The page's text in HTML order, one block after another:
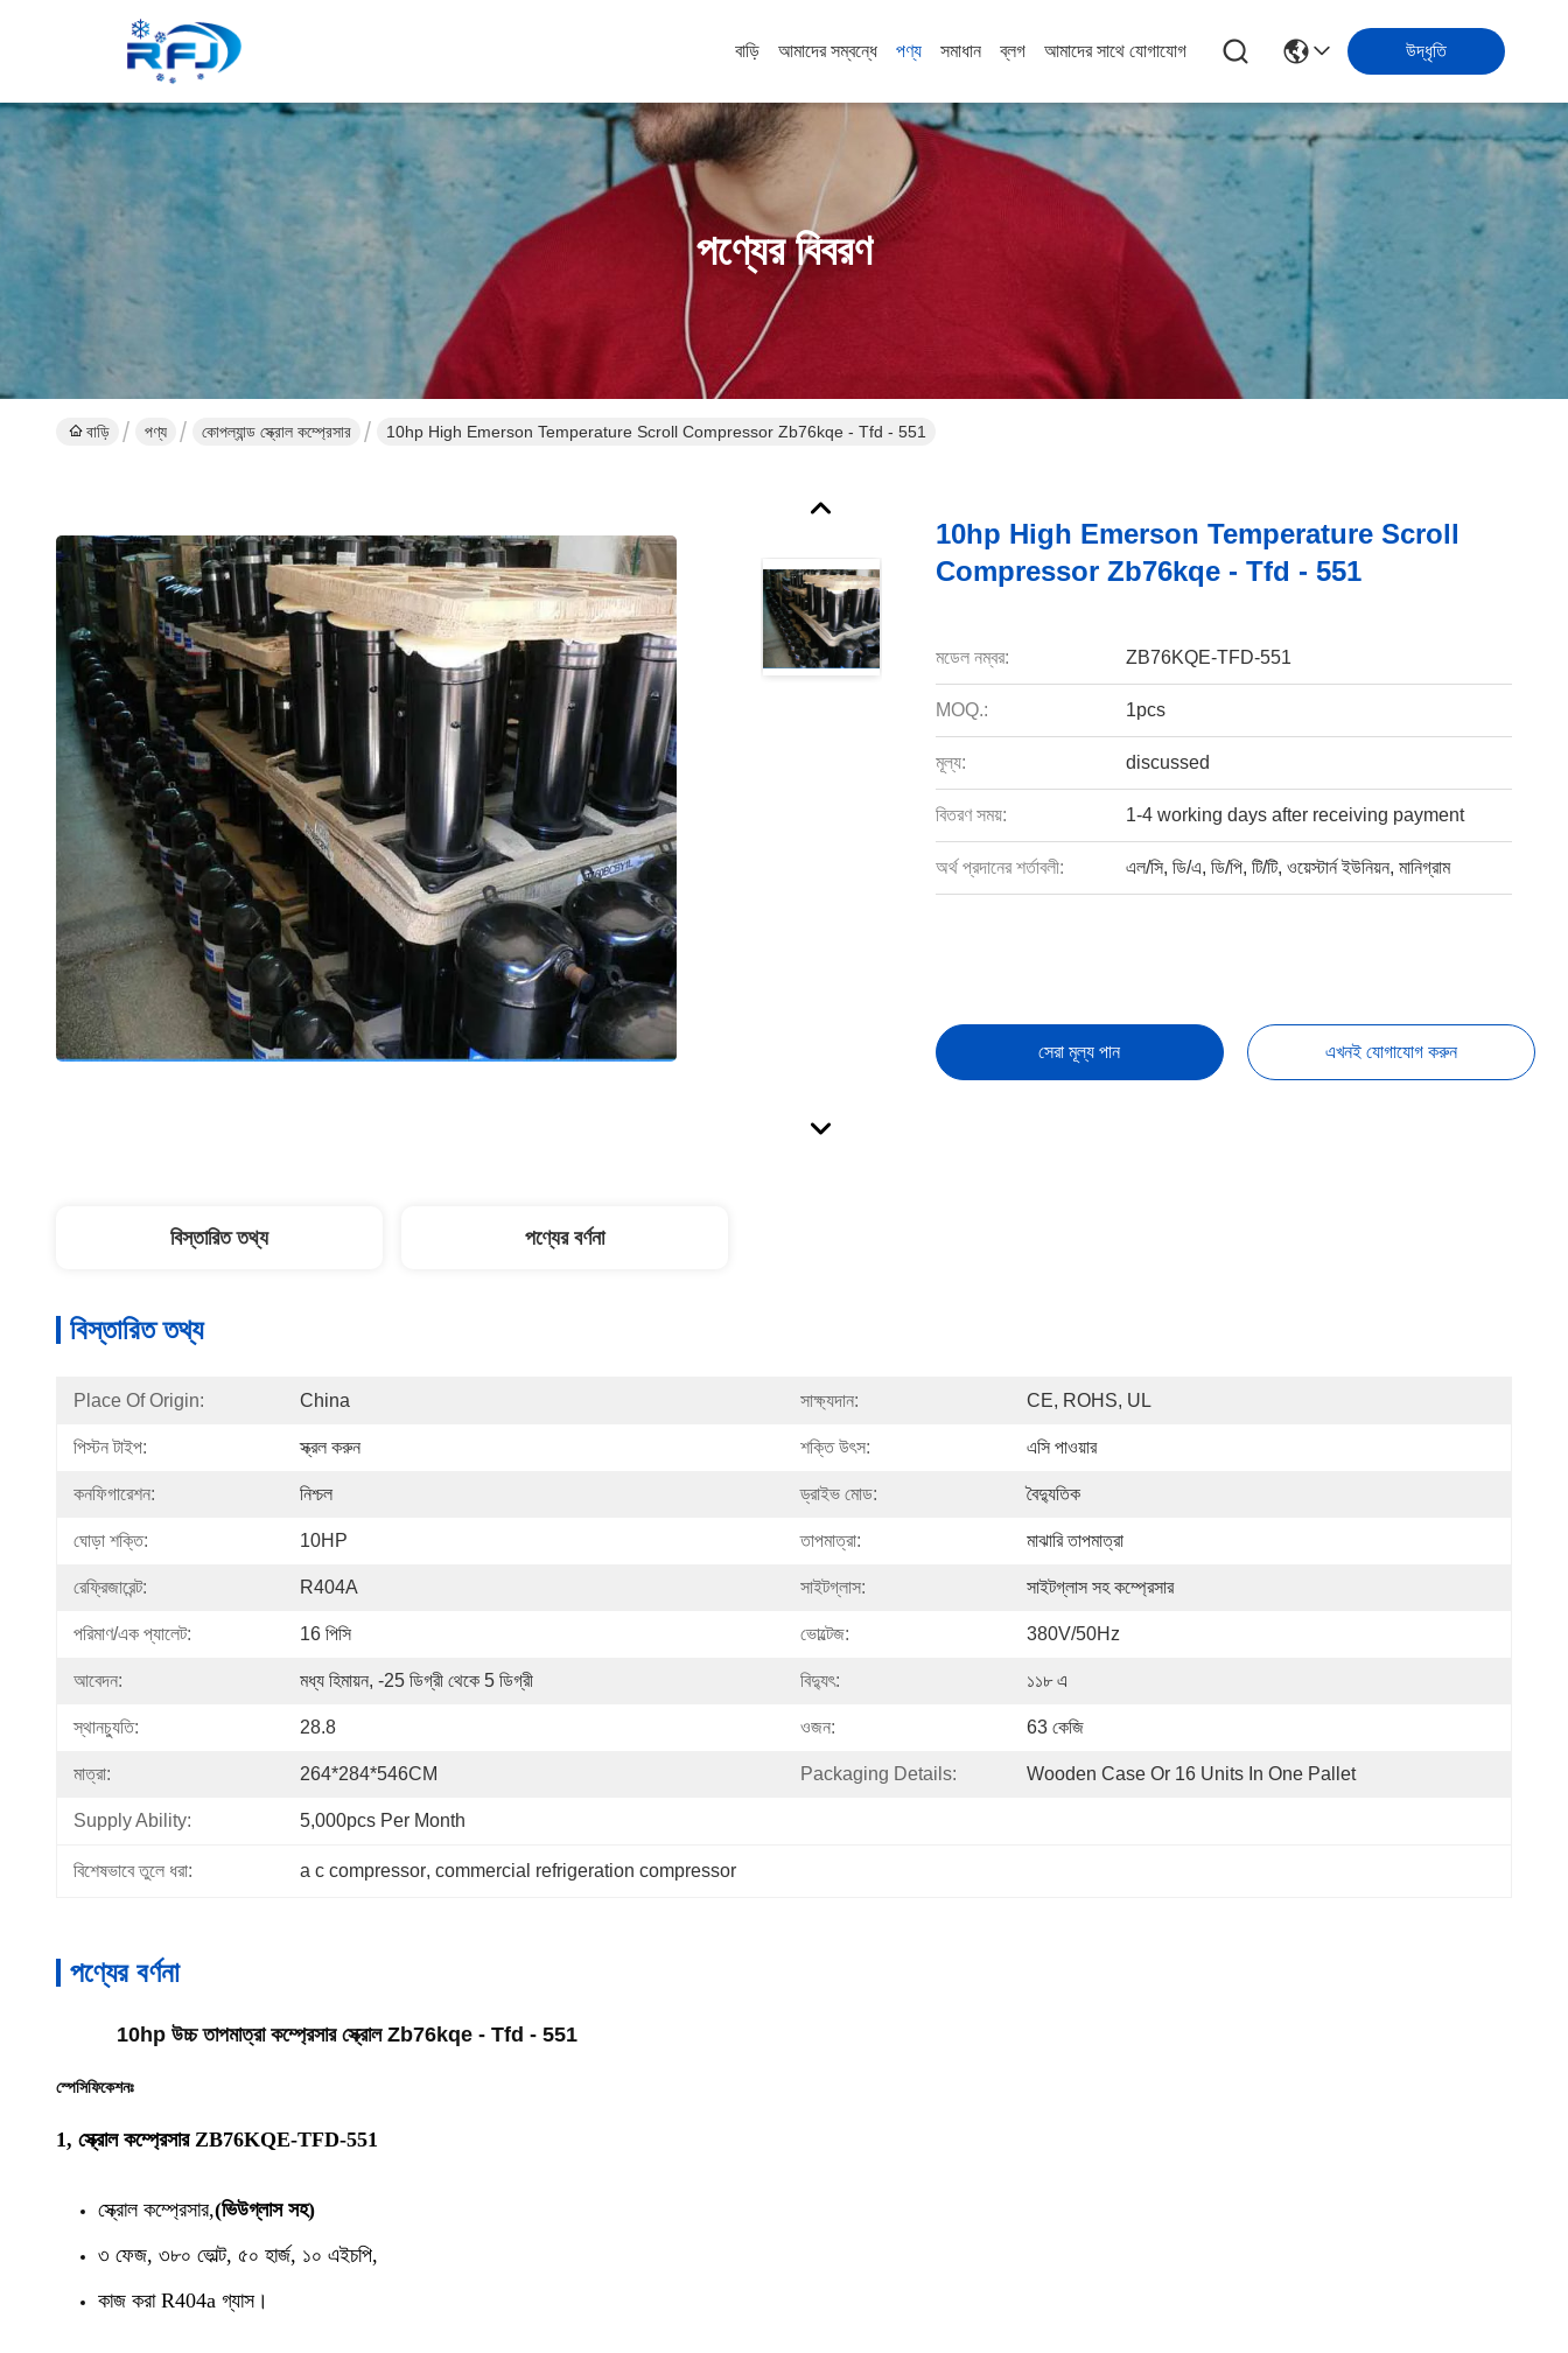
বাড়ি আমাদের সম্বন্ধে পণ্য সমাধান ব্লগ আমাদের সাথে যোগাযোগ উদ্ধৃতি
পণ্যের বিবরণ
বাড়ি পণ্য কোপল্যান্ড স্ক্রোল কম্প্রেসার 10hp High Emerson Temperature Scroll Compressor Zb76kqe - Tfd - 551
10hp High Emerson Temperature Scroll
Compressor Zb76kqe - Tfd - 551
মডেল নম্বর: ZB76KQE-TFD-551
MOQ.: 1pcs
মূল্য: discussed
বিতরণ সময়: 1-4 working days after receiving payment
অর্থ প্রদানের শর্তাবলী: এল/সি, ডি/এ, ডি/পি, টি/টি, ওয়েস্টার্ন ইউনিয়ন, মানিগ্রাম
সেরা মূল্য পান এখনই যোগাযোগ করুন
বিস্তারিত তথ্য পণ্যের বর্ণনা
বিস্তারিত তথ্য
Place Of Origin: China সাক্ষ্যদান: CE, ROHS, UL
পিস্টন টাইপ: স্ক্রল করুন শক্তি উৎস: এসি পাওয়ার
কনফিগারেশন: নিশ্চল ড্রাইভ মোড: বৈদ্যুতিক
ঘোড়া শক্তি: 10HP তাপমাত্রা: মাঝারি তাপমাত্রা
রেফ্রিজারেন্ট: R404A সাইটগ্লাস: সাইটগ্লাস সহ কম্প্রেসার
পরিমাণ/এক প্যালেট: 16 পিসি ভোল্টেজ: 380V/50Hz
আবেদন: মধ্য হিমায়ন, -25 ডিগ্রী থেকে 5 ডিগ্রী বিদ্যুৎ: ১১৮ এ
স্থানচ্যুতি: 28.8 ওজন: 63 কেজি
মাত্রা: 264*284*546CM Packaging Details: Wooden Case Or 16 Units In One Pallet
Supply Ability: 5,000pcs Per Month
বিশেষভাবে তুলে ধরা: a c compressor, commercial refrigeration compressor
পণ্যের বর্ণনা
10hp উচ্চ তাপমাত্রা কম্প্রেসার স্ক্রোল Zb76kqe - Tfd - 551
স্পেসিফিকেশনঃ
1, স্ক্রোল কম্প্রেসার ZB76KQE-TFD-551
স্ক্রোল কম্প্রেসার,(ভিউগ্লাস সহ)
৩ ফেজ, ৩৮০ ভোল্ট, ৫০ হার্জ, ১০ এইচপি,
কাজ করা R404a গ্যাস।